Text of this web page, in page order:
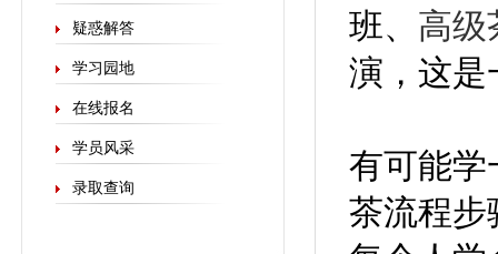
疑惑解答
学习园地
在线报名
学员风采
录取查询
班、 高级
演，这是
有可能学
茶流程